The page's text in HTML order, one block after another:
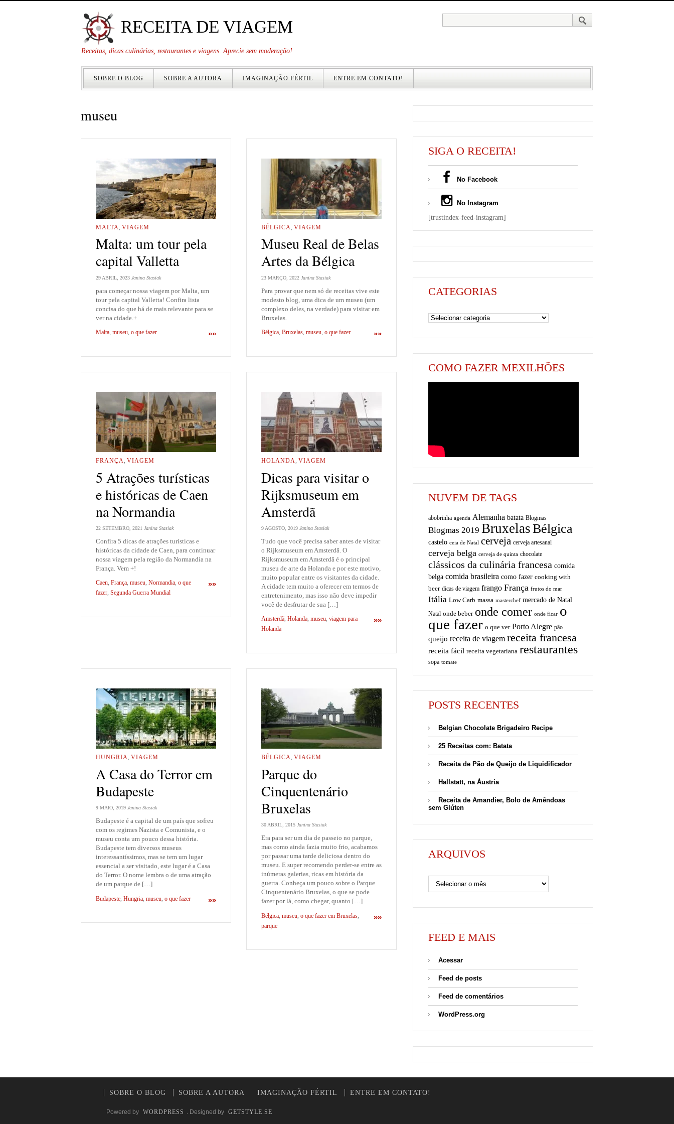
RECEITA DE VIAGEM
Receitas, dicas culinárias, restaurantes e viagens. Aprecie sem moderação!
SOBRE O BLOG SOBRE A AUTORA IMAGINAÇÃO FÉRTIL ENTRE EM CONTATO!
museu
MALTA, VIAGEM
Malta: um tour pela
capital Valletta
29 ABRIL, 2023 Janina Stasiak
para começar nossa viagem por Malta, um
tour pela capital Valletta! Confira lista
concisa do que há de mais relevante para se
ver na cidade.+
»»
Malta, museu, o que fazer
BÉLGICA, VIAGEM
Museu Real de Belas
Artes da Bélgica
23 MARÇO, 2022 Janina Stasiak
Para provar que nem só de receitas vive este
modesto blog, uma dica de um museu (um
complexo deles, na verdade) para visitar em
Bruxelas.
»»
Bélgica, Bruxelas, museu, o que fazer
FRANÇA, VIAGEM
5 Atrações turísticas
e históricas de Caen
na Normandia
22 SETEMBRO, 2021 Janina Stasiak
Confira 5 dicas de atrações turísticas e
históricas da cidade de Caen, para continuar
nossa viagem pela região da Normandia na
França. Vem +!
»»
Caen, França, museu, Normandia, o que
fazer, Segunda Guerra Mundial
HOLANDA, VIAGEM
Dicas para visitar o
Rijksmuseum em
Amsterdã
9 AGOSTO, 2019 Janina Stasiak
Tudo que você precisa saber antes de visitar
o Rijksmuseum em Amsterdã. O
Rijksmuseum em Amsterdã é o principal
museu de arte da Holanda e por este motivo,
muito popular entre os visitantes da cidade.
A cidade tem muito a oferecer em termos de
entretenimento, mas isso não deve impedir
você de desfrutar de sua […]
»»
Amsterdã, Holanda, museu, viagem para
Holanda
HUNGRIA, VIAGEM
A Casa do Terror em
Budapeste
9 MAIO, 2019 Janina Stasiak
Budapeste é a capital de um país que sofreu
com os regimes Nazista e Comunista, e o
museu conta um pouco dessa história.
Budapeste tem diversos museus
interessantíssimos, mas se tem um lugar
essencial a ser visitado, este lugar é a Casa
do Terror. O nome lembra o de uma atração
de um parque de […]
»»
Budapeste Hungria museu o que fazer
BÉLGICA, VIAGEM
Parque do
Cinquentenário
Bruxelas
30 ABRIL, 2015 Janina Stasiak
Era para ser um dia de passeio no parque,
mas como ainda fazia muito frio, acabamos
por passar uma tarde deliciosa dentro do
museu. E super recomendo perder-se entre as
inúmeras galerias, ricas em história da
guerra. Conheça um pouco sobre o Parque
Cinquentenário Bruxelas, o que se pode
fazer por lá, como chegar, quanto […]
»»
Bélgica museu o que fazer em Bruxelas
parque
SIGA O RECEITA!
No Facebook
No Instagram
[trustindex-feed-instagram]
CATEGORIAS
COMO FAZER MEXILHÕES
NUVEM DE TAGS
abobrinha agenda Alemanha batata Blogmas
Blogmas 2019 BruxelasBélgica
castelo ceia de Natal cerveja cerveja artesanal
cerveja belga cerveja de quinta chocolate
clássicos da culinária francesa comida
belga comida brasileira como fazer cooking with
beer dicas de viagem frango França frutos do mar
Itália Low Carb massa masterchef mercado de Natal
Natal onde beber onde comer onde ficar o
que fazer o que ver Porto Alegre pão
queijo receita de viagem receita francesa
receita fácil receita vegetariana restaurantes
sopa tomate
POSTS RECENTES
Belgian Chocolate Brigadeiro Recipe
25 Receitas com: Batata
Receita de Pão de Queijo de Liquidificador
Hallstatt, na Áustria
Receita de Amandier, Bolo de Amêndoas
sem Glúten
ARQUIVOS
FEED E MAIS
Acessar
Feed de posts
Feed de comentários
WordPress.org
SOBRE O BLOG SOBRE A AUTORA IMAGINAÇÃO FÉRTIL ENTRE EM CONTATO!
Powered by WORDPRESS . Designed by GETSTYLE.SE